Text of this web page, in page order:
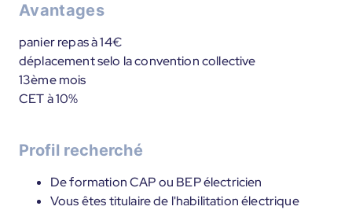
Avantages
panier repas à 14€
déplacement selo la convention collective
13ème mois
CET à 10%
Profil recherché
De formation CAP ou BEP électricien
Vous êtes titulaire de l'habilitation électrique